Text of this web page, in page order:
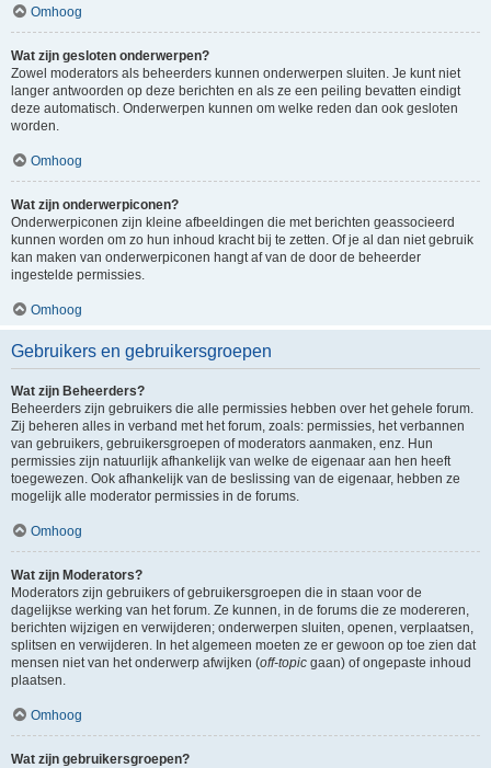
Omhoog
Wat zijn gesloten onderwerpen?
Zowel moderators als beheerders kunnen onderwerpen sluiten. Je kunt niet
langer antwoorden op deze berichten en als ze een peiling bevatten eindigt
deze automatisch. Onderwerpen kunnen om welke reden dan ook gesloten
worden.
Omhoog
Wat zijn onderwerpiconen?
Onderwerpiconen zijn kleine afbeeldingen die met berichten geassocieerd
kunnen worden om zo hun inhoud kracht bij te zetten. Of je al dan niet gebruik
kan maken van onderwerpiconen hangt af van de door de beheerder
ingestelde permissies.
Omhoog
Gebruikers en gebruikersgroepen
Wat zijn Beheerders?
Beheerders zijn gebruikers die alle permissies hebben over het gehele forum.
Zij beheren alles in verband met het forum, zoals: permissies, het verbannen
van gebruikers, gebruikersgroepen of moderators aanmaken, enz. Hun
permissies zijn natuurlijk afhankelijk van welke de eigenaar aan hen heeft
toegewezen. Ook afhankelijk van de beslissing van de eigenaar, hebben ze
mogelijk alle moderator permissies in de forums.
Omhoog
Wat zijn Moderators?
Moderators zijn gebruikers of gebruikersgroepen die in staan voor de
dagelijkse werking van het forum. Ze kunnen, in de forums die ze modereren,
berichten wijzigen en verwijderen; onderwerpen sluiten, openen, verplaatsen,
splitsen en verwijderen. In het algemeen moeten ze er gewoon op toe zien dat
mensen niet van het onderwerp afwijken (off-topic gaan) of ongepaste inhoud
plaatsen.
Omhoog
Wat zijn gebruikersgroepen?